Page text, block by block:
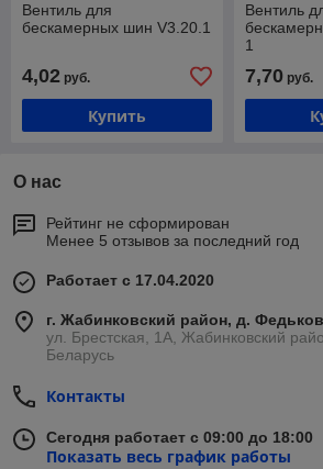
Вентиль для
бескамерных шин V3.20.1
4,02 руб.
Купить
Вентиль
1
7,70руб.
О нас
Рейтинг не сформирован
Менее 5 отзывов за последний год
Работает с 17.04.2020
г. Жабинковский район, д.
ул. Брестская, 1А, Жабинковский
Беларусь
Контакты
Сегодня работает с 09:00 до 18:00
Показать весь график работы